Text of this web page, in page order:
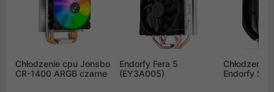
Chłodzenie cpu Jonsbo
CR-1400 ARGB czarne
Endorfy Fera 5
(EY3A005)
Chłodzenie
Endorfy